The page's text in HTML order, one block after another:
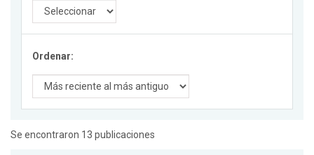
Ordenar:
Se encontraron 13 publicaciones